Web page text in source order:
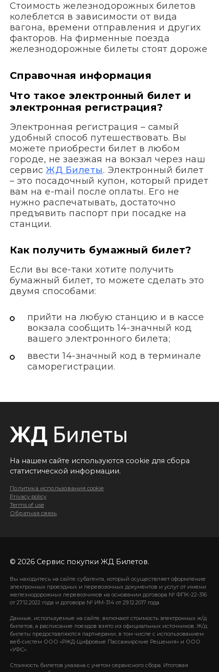
Стоимость железнодорожных билетов
колеблется в зависимости от вида
вагона, времени отправления и других
факторов. На фирменные поезда
железнодорожные билеты стоят дороже
Справочная информация
Что такое электронный билет и
электронная регистрация?
Электронная регистрация – самый
удобный способ путешествовать. Вы
можете приобрести билет в любом
городе, не заезжая на вокзал через наш
сервисЖД Билеты. Электронный билет
– это посадочный купон, который придет
вам на e-mail после оплаты. Его не
нужно распечатывать, достаточно
предъявить паспорт при посадке на
станции.
Как получить бумажный билет?
Если вы все-таки хотите получить
бумажный билет, то можете сделать это
двумя способами:
прийти на любую станцию и в кассе
вокзала сообщить 14-значный код
вашего электронного билета;
ввести 14-значный код в терминале
саморегистрации.
На нашем сайте используются cookie для сбора
статистической информации.
Политика использования cookie
Privacy policy
Terms of use
Обратная связь
© 2026 Сервис покупки ЖД Билетов.
Вы находитесь на сайте субагента, который осуществляет оформление
электронных проездных и перевозочных документов и услуг от имени
железнодорожных перевозчиков на основании договора № ФПК-22-316
от 27.12.2022 года и договора № ИМ-314 от 29.12.2017 года.
Данные, используемые на сайте, включают стоимость электронных ж/д
билетов, а расписание поездов взято из официальных источников. Ж/д
билеты предоставляются партнерами, в том числе с использованием
веб-систем ООО «РЖД-Цифровые Пассажирские Решения» и ООО
«УФС».
Стоимость билетов указана с учетом сервисного сбора. Итоговая